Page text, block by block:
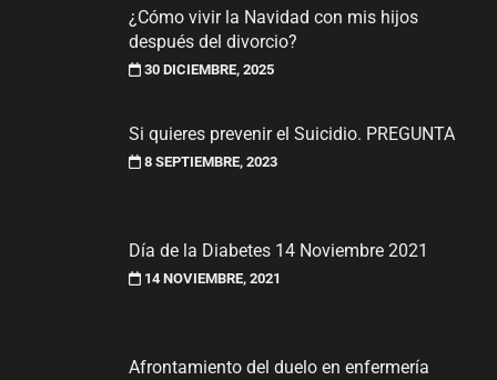
¿Cómo vivir la Navidad con mis hijos
después del divorcio?
30 DICIEMBRE, 2025
Si quieres prevenir el Suicidio. PREGUNTA
8 SEPTIEMBRE, 2023
Día de la Diabetes 14 Noviembre 2021
14 NOVIEMBRE, 2021
Afrontamiento del duelo en enfermería